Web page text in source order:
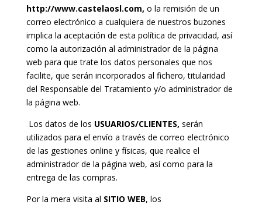
http://www.castelaosl.com, o la remisión de un
correo electrónico a cualquiera de nuestros buzones
implica la aceptación de esta política de privacidad, así
como la autorización al administrador de la página
web para que trate los datos personales que nos
facilite, que serán incorporados al fichero, titularidad
del Responsable del Tratamiento y/o administrador de
la página web.
Los datos de los USUARIOS/CLIENTES, serán
utilizados para el envío a través de correo electrónico
de las gestiones online y físicas, que realice el
administrador de la página web, así como para la
entrega de las compras.
Por la mera visita al SITIO WEB, los